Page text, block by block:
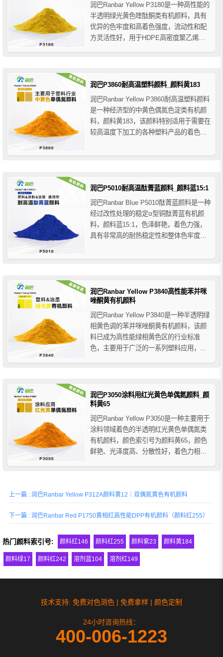
润巴Ranbar Yellow P3180是一种高性能的
半透明绿光黄色喹酞酮类有机颜料，具有
优异的色牢度和高着色强度，流动性和配
方灵活性好，用于HDPE高密度聚乙烯中
料、粉末涂料、聚苯乙烯PS、聚氯乙烯...
润巴P3860耐高温塑料颜料_颜料黄183
润巴Ranbar Yellow P3860耐高温塑料颜料
是一种经济型的中黄色偶氮色淀类有机颜
料，颜料黄183，该颜料特别适用于需要在
较高温度下加工的各种塑料产品的着色，
性，它的色相略微偏红光黄色，着色力相
润巴P5010耐高温酞菁蓝颜料_颜料蓝15:1
润巴Ranbar Blue P5010酞菁蓝颜料是一种
经过改性处理的稳定α型铜酞菁蓝有机颜
料，颜料蓝15:1，色泽鲜艳，着色力强，
具有非常高的耐热稳定性和整体色牢度性
经过改性处理，改进了其流动性和分散
润巴Ranbar Yellow P3840高性能苯并咪
唑酮黄有机颜料
润巴Ranbar Yellow P3840是一种半透明绿
相黄色调的苯并咪唑酮黄有机颜料，该颜
料已成为高性能绿相黄色区的行业标准
色，主要用于广泛的一系列塑料应用，润
ABS中使用，还适用于UV墨水、水性油墨
和...
润巴P3050涂料用红光黄色单偶氮颜料_颜
料黄65
润巴Ranbar Yellow P3050是一种主要用于
涂料领域着色的半透明红光黄色单偶氮类
有机颜料，颜色索引号为颜料黄65，颜色
鲜艳、光泽度高、分散性好，着色力相对
上一篇 : 润巴Ranbar Yellow P312A颜料黄12｜双偶氮黄色有机颜料
下一篇 : 润巴Ranbar Red P1750黄相红高性能DPP有机颜料（颜料红255）
热门颜料索引号: 颜料红146 颜料红255 颜料紫23 颜料黄184
颜料绿17 颜料红242 溶剂蓝104 溶剂红149
技术支持: 免费对色测色 | 免费拿样 | 颜色定制
24小时咨询热线：
400-006-1223